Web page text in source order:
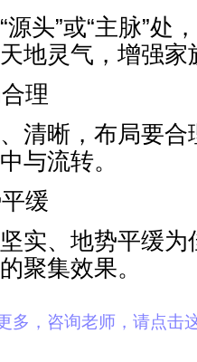
头”或“主脉”处
地灵气，增强家
理
清晰，布局要合
与流转。
缓
实、地势平缓为
聚集效果。
多，咨询老师，请点击